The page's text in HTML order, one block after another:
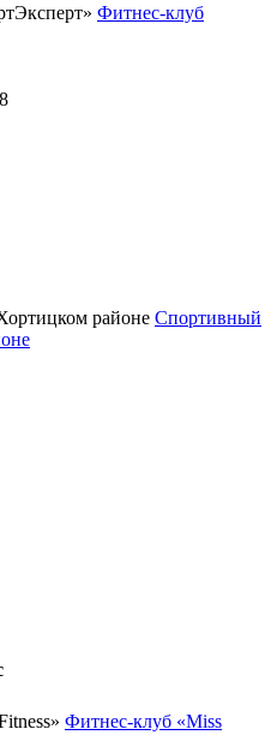
Фитнес-клуб
районе Спортивный
Фитнес-клуб «Miss